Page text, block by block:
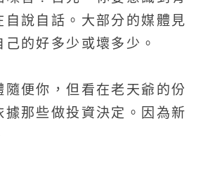
自說自話。大部分的媒體見
的好多少或壞多少。
隨便你，但看在老天爺的份
據那些做投資決定。因為新